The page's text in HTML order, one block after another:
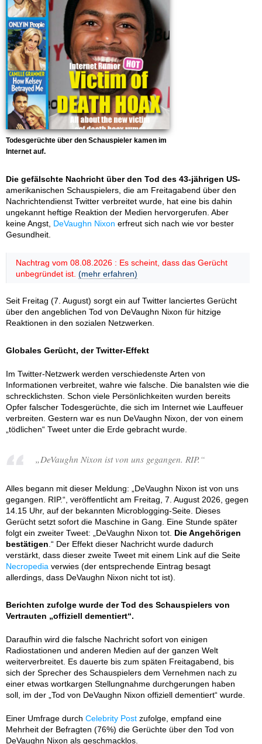
Todesgerüchte über den Schauspieler kamen im
Internet auf.
Die gefälschte Nachricht über den Tod des 43-jährigen US-
amerikanischen Schauspielers, die am Freitagabend über den
Nachrichtendienst Twitter verbreitet wurde, hat eine bis dahin
ungekannt heftige Reaktion der Medien hervorgerufen. Aber
keine Angst, DeVaughn Nixon erfreut sich nach wie vor bester
Gesundheit.
Nachtrag vom 08.08.2026 : Es scheint, dass das Gerücht
unbegründet ist. (mehr erfahren)
Seit Freitag (7. August) sorgt ein auf Twitter lanciertes Gerücht
über den angeblichen Tod von DeVaughn Nixon für hitzige
Reaktionen in den sozialen Netzwerken.
Globales Gerücht, der Twitter-Effekt
Im Twitter-Netzwerk werden verschiedenste Arten von
Informationen verbreitet, wahre wie falsche. Die banalsten wie die
schrecklichsten. Schon viele Persönlichkeiten wurden bereits
Opfer falscher Todesgerüchte, die sich im Internet wie Lauffeuer
verbreiten. Gestern war es nun DeVaughn Nixon, der von einem
„tödlichen“ Tweet unter die Erde gebracht wurde.
„DeVaughn Nixon ist von uns gegangen. RIP.“
Alles begann mit dieser Meldung: „DeVaughn Nixon ist von uns
gegangen. RIP.“, veröffentlicht am Freitag, 7. August 2026, gegen
14.15 Uhr, auf der bekannten Microblogging-Seite. Dieses
Gerücht setzt sofort die Maschine in Gang. Eine Stunde später
folgt ein zweiter Tweet: „DeVaughn Nixon tot. Die Angehörigen
bestätigen .“ Der Effekt dieser Nachricht wurde dadurch
verstärkt, dass dieser zweite Tweet mit einem Link auf die Seite
Necropedia verwies (der entsprechende Eintrag besagt
allerdings, dass DeVaughn Nixon nicht tot ist).
Berichten zufolge wurde der Tod des Schauspielers von
Vertrauten „offiziell dementiert“.
Daraufhin wird die falsche Nachricht sofort von einigen
Radiostationen und anderen Medien auf der ganzen Welt
weiterverbreitet. Es dauerte bis zum späten Freitagabend, bis
sich der Sprecher des Schauspielers dem Vernehmen nach zu
einer etwas wortkargen Stellungnahme durchgerungen haben
soll, im der „Tod von DeVaughn Nixon offiziell dementiert“ wurde.
Einer Umfrage durch Celebrity Post zufolge, empfand eine
Mehrheit der Befragten (76%) die Gerüchte über den Tod von
DeVaughn Nixon als geschmacklos.